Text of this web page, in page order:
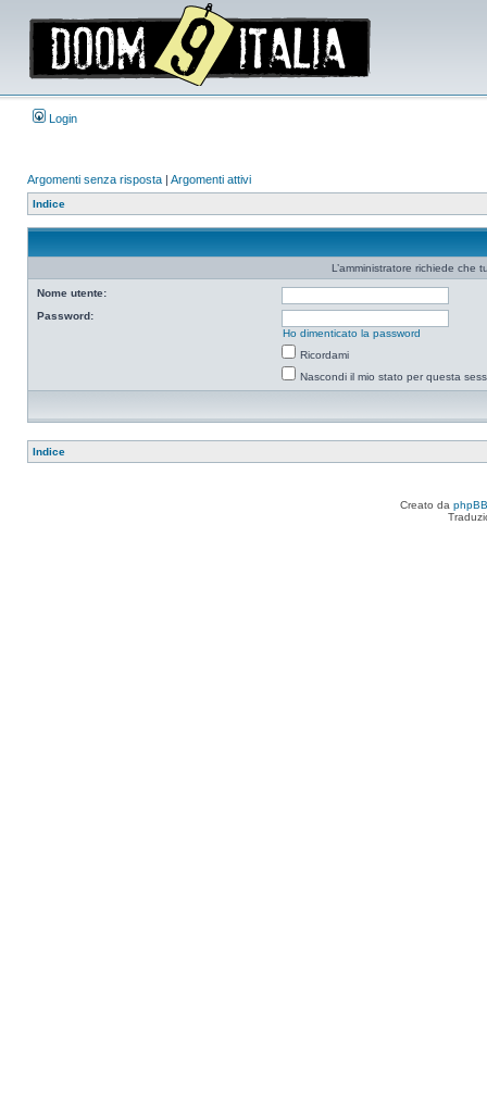
Login
Argomenti senza risposta | Argomenti attivi
Indice
L’amministratore richiede che
Nome utente:
Password:
Ho dimenticato la password
Ricordami
Nascondi il mio stato per questa
Indice
Creato da phpBB